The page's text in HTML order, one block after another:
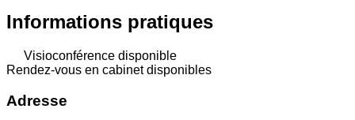
Informations pratiques
Visioconférence disponible
Rendez-vous en cabinet disponibles
Adresse